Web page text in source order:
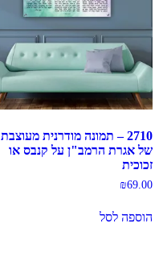
2710 – תמונה מודרנית מעוצבת
של אגרת הרמב"ן על קנבס או
זכוכית
₪69.00
הוספה לסל